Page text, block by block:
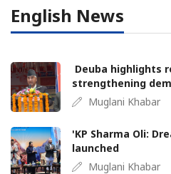
English News
Deuba highlights
strengthening
Muglani Khabar
'KP Sharma Oli:
launched
Muglani Khabar